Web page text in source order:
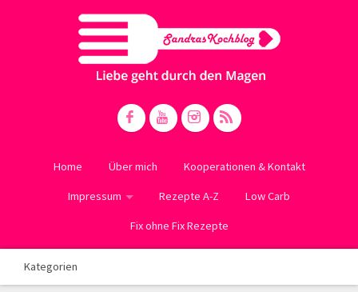
Home Über mich Kooperationen & Kontakt
Impressum Rezepte A-Z Low Carb
Fix ohne Fix Rezepte
Kategorien